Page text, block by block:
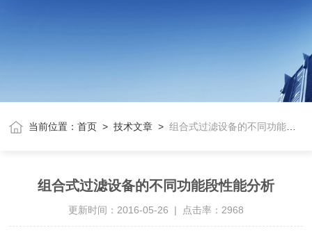
当前位置：首页 >技术文章 >组合式过滤设备的不同功能段性能分析
组合式过滤设备的不同功能段性能分析
更新时间：2016-05-26 | 点击率：2968